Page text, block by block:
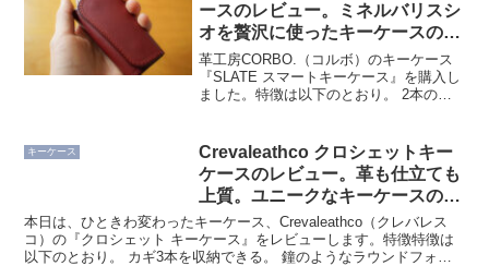
ースのレビュー。ミネルバリスシ
オを贅沢に使ったキーケースの使
い勝手と特徴について
革工房CORBO.（コルボ）のキーケース
『SLATE スマートキーケース』を購入し
ました。特徴は以下のとおり。 2本のカ
タリアの革、ミネルバ・リスシオを使用
...
キーケース
Crevaleathco クロシェットキー
ケースのレビュー。革も仕立ても
上質。ユニークなキーケースの使
い勝手にせまる
本日は、ひときわ変わったキーケース、Crevaleathco（クレバレス
コ）の『クロシェット キーケース』をレビューします。特徴特徴は
以下のとおり。 カギ3本を収納できる。 鐘のようなラウンドフォル